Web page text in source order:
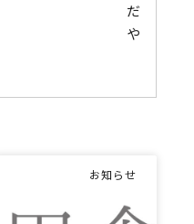
だ
や
お知らせ